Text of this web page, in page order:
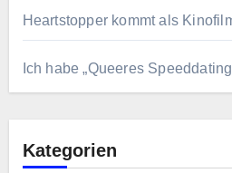
Heartstopper kommt als
Ich habe „Queeres
Kategorien